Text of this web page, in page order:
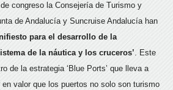
congreso la Consejería de Turismo y
de Andalucía y Suncruise Andalucía han
para el desarrollo de la
de la náutica y los cruceros’. Este
de la estrategia ‘Blue Ports’ que lleva a
valor que los puertos no solo son turismo